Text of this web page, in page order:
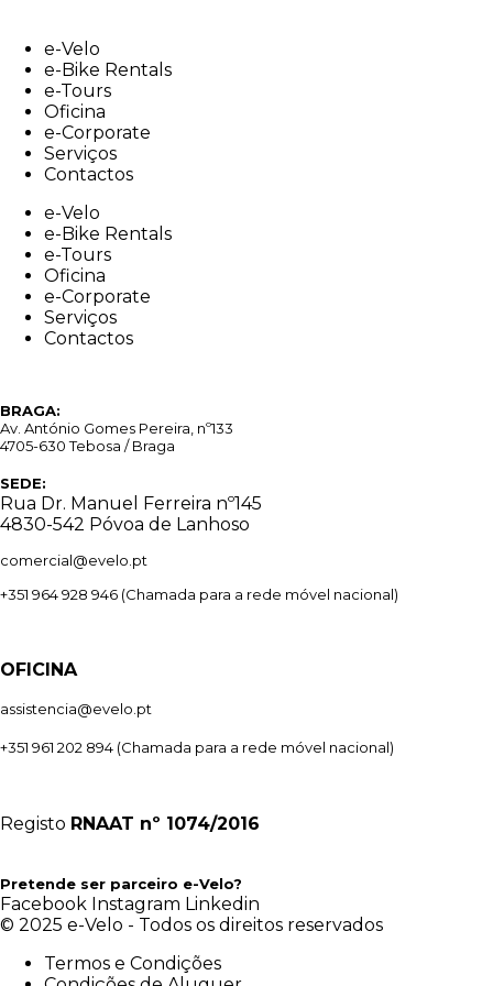
contente-Velo
e-Bike Rentals
e-Tours
Oficina
e-Corporate
Serviços
Contactos
e-Velo
e-Bike Rentals
e-Tours
Oficina
e-Corporate
Serviços
Contactos
BRAGA:
Av. António Gomes Pereira, nº133
4705-630 Tebosa / Braga
SEDE:
Rua Dr. Manuel Ferreira nº145
4830-542 Póvoa de Lanhoso
comercial@evelo.pt
+351 964 928 946 (Chamada para a rede móvel nacional)
OFICINA
assistencia@evelo.pt
+351 961 202 894 (Chamada para a rede móvel nacional)
Registo RNAAT nº 1074/2016
Pretende ser parceiro e-Velo?
Facebook Instagram Linkedin
© 2025 e-Velo - Todos os direitos reservados
Termos e Condições